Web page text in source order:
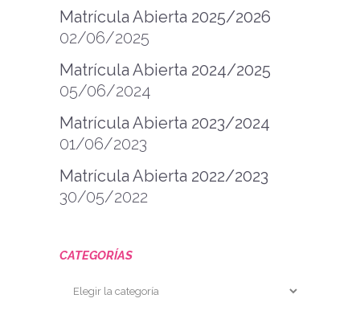
Matrícula Abierta 2025/2026
02/06/2025
Matrícula Abierta 2024/2025
05/06/2024
Matrícula Abierta 2023/2024
01/06/2023
Matrícula Abierta 2022/2023
30/05/2022
CATEGORÍAS
Categorías